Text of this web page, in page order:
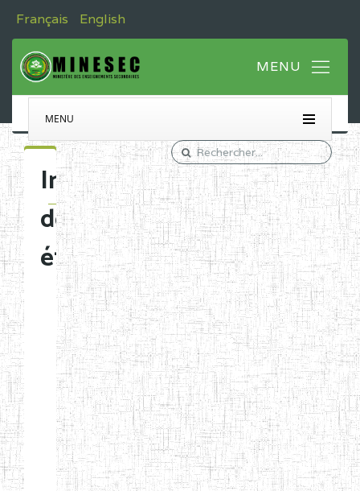
Français English
MENU
Immatriculation
des
établissements
Etablissements
d'enseignement
normal
ENI